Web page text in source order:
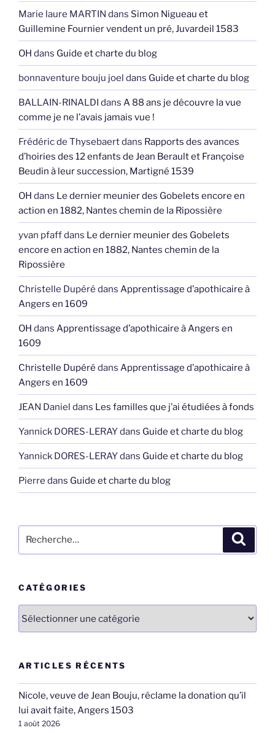
Marie laure MARTIN dans Simon Nigueau et
Guillemine Fournier vendent un pré, Juvardeil 1583
OH dans Guide et charte du blog
bonnaventure bouju joel dans Guide et charte du blog
BALLAIN-RINALDI dans A 88 ans je découvre la vue
comme je ne l’avais jamais vue !
Frédéric de Thysebaertdans Rapports des avances
d’hoiries des 12 enfants de Jean Berault et Françoise
Beudin à leur succession, Martigné 1539
OH dans Le dernier meunier des Gobelets encore en
action en 1882, Nantes chemin de la Ripossière
yvan pfaffdans Le dernier meunier des Gobelets
encore en action en 1882, Nantes chemin de la
Ripossière
Christelle Dupéré dans Apprentissage d’apothicaire à
Angers en 1609
OH dans Apprentissage d’apothicaire à Angers en
1609
Christelle Dupéré dans Apprentissage d’apothicaire à
Angers en 1609
JEAN Daniel dans Les familles que j’ai étudiées à fonds
Yannick DORES-LERAYdans Guide et charte du blog
Yannick DORES-LERAYdans Guide et charte du blog
Pierre dans Guide et charte du blog
pour
CATÉGORIES
ARTICLES RÉCENTS
Nicole, veuve de Jean Bouju, réclame la donation qu’il
lui avait faite, Angers 1503
1 août 2026